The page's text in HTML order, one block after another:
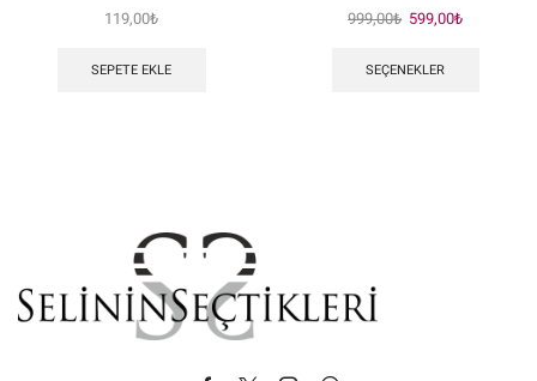
119,00₺
SEPETE EKLE
999,00₺ Orijinal
999,00₺.
599,00₺Şu
SEÇENEKLER